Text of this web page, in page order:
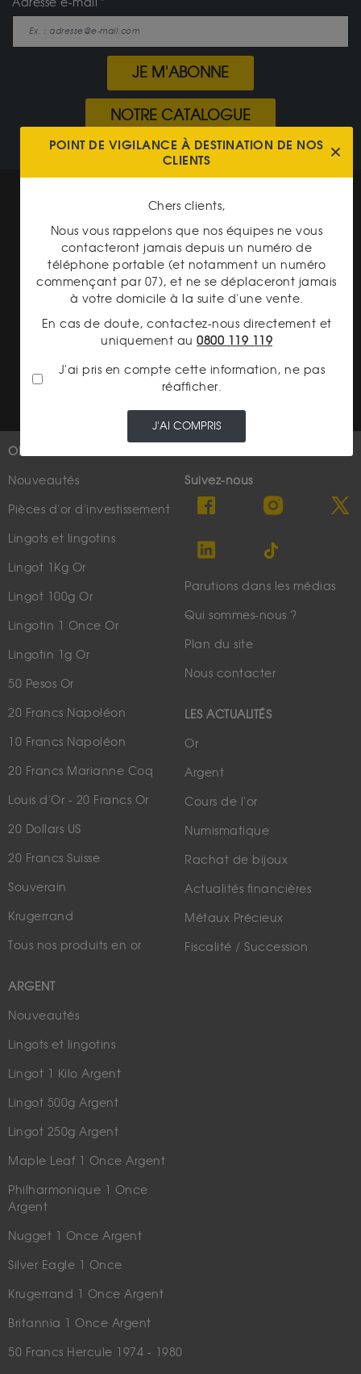
Adresse e-mail
JE M'ABONNE
NOTRE CATALOGUE
Cookies
Charte données personnelles
Conditions générales d'achat
Conditions générales d'utilisation
OR
Nouveautés
Pièces d'or d'investissement
Lingots et lingotins
Lingot 1Kg Or
Lingot 100g Or
Lingotin 1 Once Or
Lingotin 1g Or
50 Pesos Or
20 Francs Napoléon
10 Francs Napoléon
20 Francs Marianne Coq
Louis d'Or - 20 Francs Or
20 Dollars US
20 Francs Suisse
Souverain
Krugerrand
Tous nos produits en or
ARGENT
Nouveautés
Lingots et lingotins
Lingot 1 Kilo Argent
Lingot 500g Argent
Lingot 250g Argent
Maple Leaf 1 Once Argent
Philharmonique 1 Once
Argent
Nugget 1 Once Argent
Silver Eagle 1 Once
Krugerrand 1 Once Argent
Britannia 1 Once Argent
50 Francs Hercule 1974 - 1980
Suivez-nous
Parutions dans les médias
Qui sommes-nous ?
Plan du site
Nous contacter
LES ACTUALITÉS
Or
Argent
Cours de l'or
Numismatique
Rachat de bijoux
Actualités financières
Métaux Précieux
Fiscalité / Succession
POINT DE VIGILANCE À DESTINATION DE NOS
CLIENTS
Chers clients,
Nous vous rappelons que nos équipes ne vous
contacteront jamais depuis un numéro de
téléphone portable (et notamment un numéro
commençant par 07), et ne se déplaceront jamais
à votre domicile à la suite d'une vente.
En cas de doute, contactez-nous directement et
uniquement au 0800 119 119
J'ai pris en compte cette information, ne pas
réafficher.
J'AI COMPRIS